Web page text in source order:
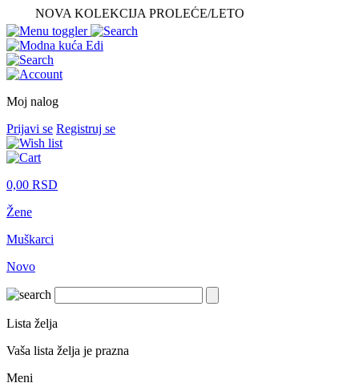
NOVA KOLEKCIJA PROLEĆE/LETO
Moj nalog
Prijavi se Registruj se
0,00 RSD
Žene
Muškarci
Novo
Lista želja
Vaša lista želja je prazna
Meni